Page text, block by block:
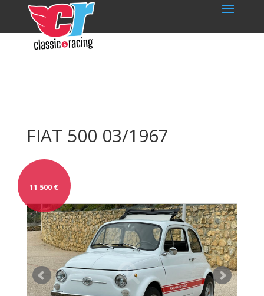
FIAT 500 03/1967
11 500 €